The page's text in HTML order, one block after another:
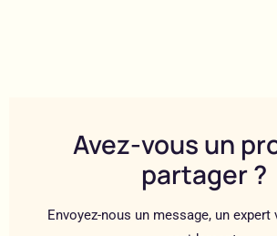
Avez-vous un
partager ?
Envoyez-nous un message, un expert